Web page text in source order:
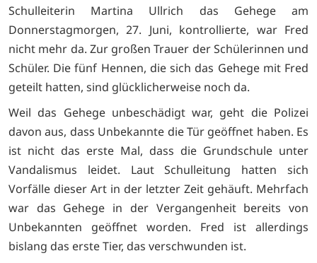
Schulleiterin Martina Ullrich das Gehege am
Donnerstagmorgen, 27. Juni, kontrollierte, war Fred
nicht mehr da. Zur großen Trauer der Schülerinnen und
Schüler. Die fünf Hennen, die sich das Gehege mit Fred
geteilt hatten, sind glücklicherweise noch da.
Weil das Gehege unbeschädigt war, geht die Polizei
davon aus, dass Unbekannte die Tür geöffnet haben. Es
ist nicht das erste Mal, dass die Grundschule unter
Vandalismus leidet. Laut Schulleitung hatten sich
Vorfälle dieser Art in der letzter Zeit gehäuft. Mehrfach
war das Gehege in der Vergangenheit bereits von
Unbekannten geöffnet worden. Fred ist allerdings
bislang das erste Tier, das verschwunden ist.